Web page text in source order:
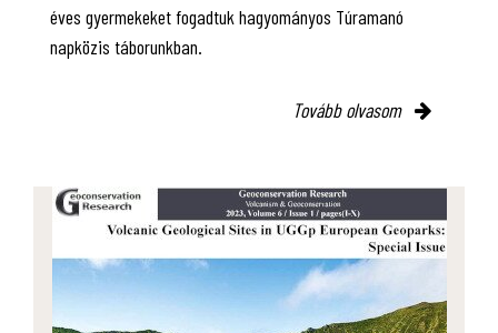
éves gyermekeket fogadtuk hagyományos Túramanó
napközis táborunkban.
Tovább olvasom